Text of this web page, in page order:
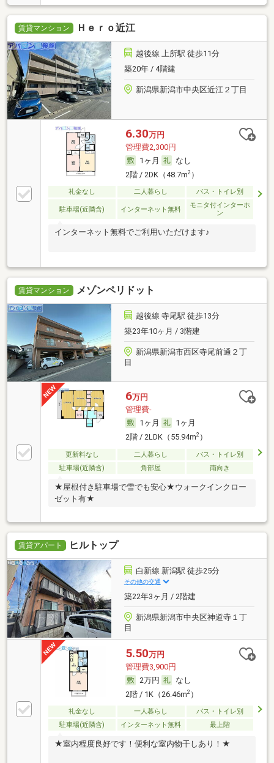
賃貸マンション Ｈｅｒｏ近江
越後線 上所駅 徒歩11分
築20年 / 4階建
新潟県新潟市中央区近江２丁目
6.30万円
管理費2,300円
1ヶ月
なし
2階 / 2DK（48.7m2）
礼金なし 二人暮らし バス・トイレ別
駐車場(近隣含) インターネット無料
モニタ付インターホ
ン
インターネット無料でご利用いただけます♪
賃貸マンション メゾンペリドット
越後線 寺尾駅 徒歩13分
築23年10ヶ月 / 3階建
新潟県新潟市西区寺尾前通２丁
目
6万円
管理費-
1ヶ月
1ヶ月
2階 / 2LDK（55.94m2）
更新料なし 二人暮らし
バス・トイレ別
駐車場(近隣含)
角部屋 南向き
★屋根付き駐車場で雪でも安心★ウォークインクロー
ゼット有★
賃貸アパート ヒルトップ
白新線 新潟駅 徒歩25分
その他の交通
築22年3ヶ月 / 2階建
新潟県新潟市中央区神道寺１丁
目
5.50万円
管理費3,900円
2万円
なし
2階 / 1K（26.46m2）
礼金なし 一人暮らし
バス・トイレ別
駐車場(近隣含)
インターネット無料 最上階
★室内程度良好です！便利な室内物干しあり！★